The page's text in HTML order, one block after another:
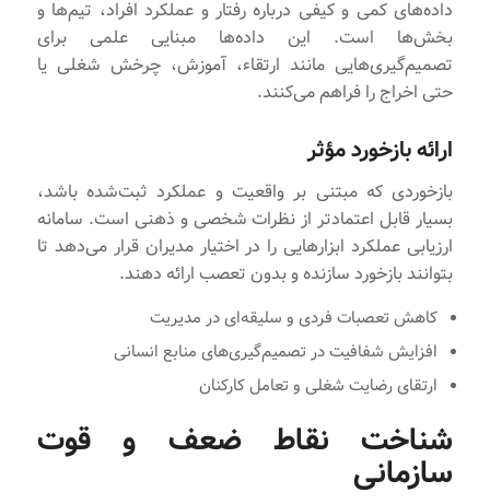
داده‌های کمی و کیفی درباره رفتار و عملکرد افراد، تیم‌ها و
بخش‌ها است. این داده‌ها مبنایی علمی برای
تصمیم‌گیری‌هایی مانند ارتقاء، آموزش، چرخش شغلی یا
حتی اخراج را فراهم می‌کنند.
ارائه بازخورد مؤثر
بازخوردی که مبتنی بر واقعیت و عملکرد ثبت‌شده باشد،
بسیار قابل اعتمادتر از نظرات شخصی و ذهنی است. سامانه
ارزیابی عملکرد ابزارهایی را در اختیار مدیران قرار می‌دهد تا
بتوانند بازخورد سازنده و بدون تعصب ارائه دهند.
کاهش تعصبات فردی و سلیقه‌ای در مدیریت
افزایش شفافیت در تصمیم‌گیری‌های منابع انسانی
ارتقای رضایت شغلی و تعامل کارکنان
شناخت نقاط ضعف و قوت
سازمانی